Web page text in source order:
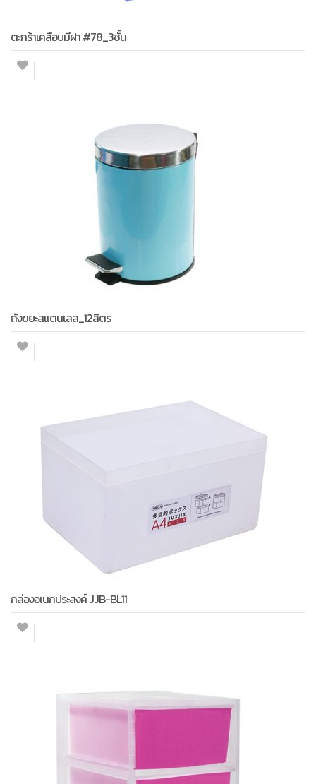
ตะกร้าเคลือบมีฝา #78_3ชั้น
ถังขยะสแตนเลส_12ลิตร
กล่องอเนกประสงค์ JJB-BL11